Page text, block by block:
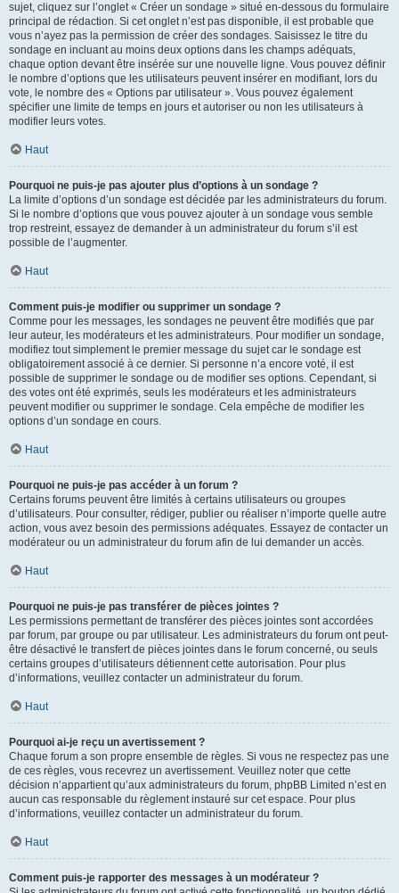
sujet, cliquez sur l’onglet « Créer un sondage » situé en-dessous du formulaire
principal de rédaction. Si cet onglet n’est pas disponible, il est probable que
vous n’ayez pas la permission de créer des sondages. Saisissez le titre du
sondage en incluant au moins deux options dans les champs adéquats,
chaque option devant être insérée sur une nouvelle ligne. Vous pouvez définir
le nombre d’options que les utilisateurs peuvent insérer en modifiant, lors du
vote, le nombre des « Options par utilisateur ». Vous pouvez également
spécifier une limite de temps en jours et autoriser ou non les utilisateurs à
modifier leurs votes.
Haut
Pourquoi ne puis-je pas ajouter plus d’options à un sondage ?
La limite d’options d’un sondage est décidée par les administrateurs du forum.
Si le nombre d’options que vous pouvez ajouter à un sondage vous semble
trop restreint, essayez de demander à un administrateur du forum s’il est
possible de l’augmenter.
Haut
Comment puis-je modifier ou supprimer un sondage ?
Comme pour les messages, les sondages ne peuvent être modifiés que par
leur auteur, les modérateurs et les administrateurs. Pour modifier un sondage,
modifiez tout simplement le premier message du sujet car le sondage est
obligatoirement associé à ce dernier. Si personne n’a encore voté, il est
possible de supprimer le sondage ou de modifier ses options. Cependant, si
des votes ont été exprimés, seuls les modérateurs et les administrateurs
peuvent modifier ou supprimer le sondage. Cela empêche de modifier les
options d’un sondage en cours.
Haut
Pourquoi ne puis-je pas accéder à un forum ?
Certains forums peuvent être limités à certains utilisateurs ou groupes
d’utilisateurs. Pour consulter, rédiger, publier ou réaliser n’importe quelle autre
action, vous avez besoin des permissions adéquates. Essayez de contacter un
modérateur ou un administrateur du forum afin de lui demander un accès.
Haut
Pourquoi ne puis-je pas transférer de pièces jointes ?
Les permissions permettant de transférer des pièces jointes sont accordées
par forum, par groupe ou par utilisateur. Les administrateurs du forum ont peut-
être désactivé le transfert de pièces jointes dans le forum concerné, ou seuls
certains groupes d’utilisateurs détiennent cette autorisation. Pour plus
d’informations, veuillez contacter un administrateur du forum.
Haut
Pourquoi ai-je reçu un avertissement ?
Chaque forum a son propre ensemble de règles. Si vous ne respectez pas une
de ces règles, vous recevrez un avertissement. Veuillez noter que cette
décision n’appartient qu’aux administrateurs du forum, phpBB Limited n’est en
aucun cas responsable du règlement instauré sur cet espace. Pour plus
d’informations, veuillez contacter un administrateur du forum.
Haut
Comment puis-je rapporter des messages à un modérateur ?